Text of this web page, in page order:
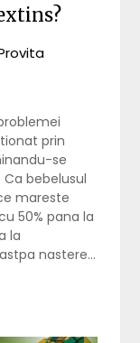
prin
se
bebelusul
mareste
50% pana la
la
nastere…